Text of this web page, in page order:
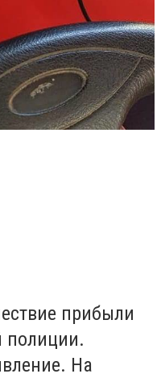
прибыли
полиции.
На